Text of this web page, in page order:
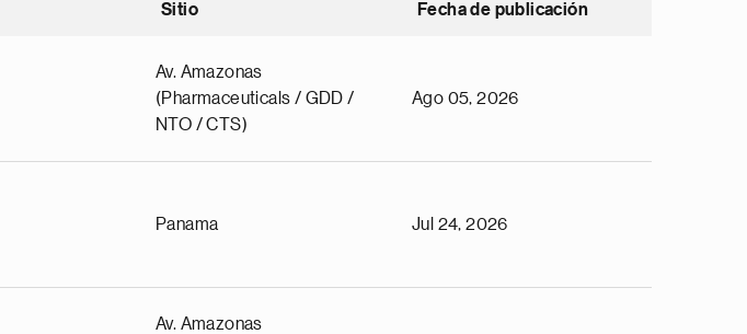
Sitio Fecha de publicación
Av. Amazonas
(Pharmaceuticals / GDD /
NTO / CTS)
Ago 05, 2026
Panama Jul 24, 2026
Av. Amazonas